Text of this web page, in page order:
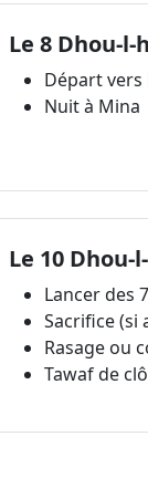
Le 8 Dhou-l-
Départ vers
Nuit à Mina
Le 10 Dhou-
Lancer des
Sacrifice (si
Rasage ou
Tawaf de